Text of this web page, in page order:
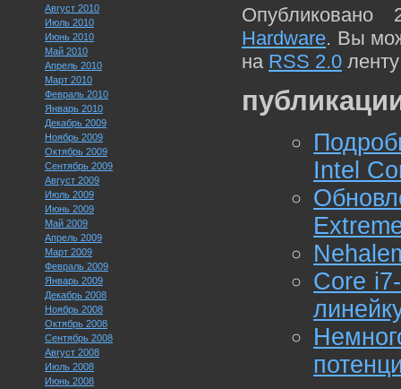
Август 2010
Июль 2010
Июнь 2010
Май 2010
Апрель 2010
Март 2010
Февраль 2010
Январь 2010
Декабрь 2009
Ноябрь 2009
Октябрь 2009
Сентябрь 2009
Август 2009
Июль 2009
Июнь 2009
Май 2009
Апрель 2009
Март 2009
Февраль 2009
Январь 2009
Декабрь 2008
Ноябрь 2008
Октябрь 2008
Сентябрь 2008
Август 2008
Июль 2008
Июнь 2008
Hardware. Вы
на RSS 2.0
Intel
Core